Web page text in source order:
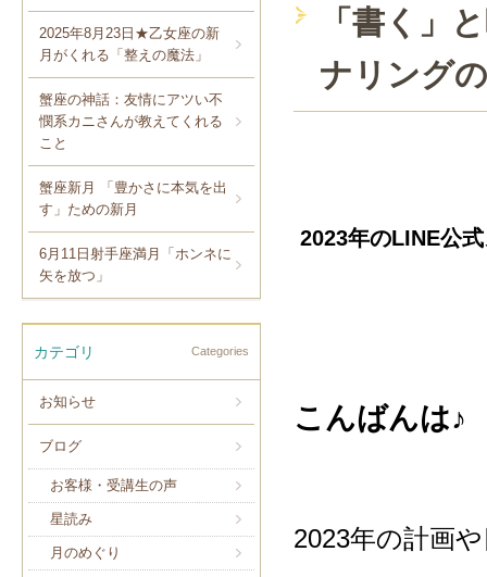
2025年8月23日★乙女座の新
月がくれる「整えの魔法」
蟹座の神話：友情にアツい不
憫系カニさんが教えてくれる
こと
蟹座新月 「豊かさに本気を出
す」ための新月
6月11日射手座満月「ホンネに
矢を放つ」
カテゴリ Categories
お知らせ
ブログ
お客様・受講生の声
星読み
月のめぐり
「書く」
ナリング
2023年のLINE公
こんばんは♪
2023年の計画